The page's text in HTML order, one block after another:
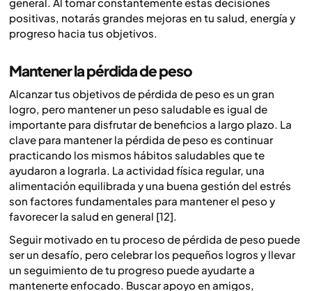
positivas, notarás grandes mejoras en tu salud, energía y
progreso hacia tus objetivos.
Mantener la pérdida de peso
Alcanzar tus objetivos de pérdida de peso es un gran
logro, pero mantener un peso saludable es igual de
importante para disfrutar de beneficios a largo plazo. La
clave para mantener la pérdida de peso es continuar
practicando los mismos hábitos saludables que te
ayudaron a lograrla. La actividad física regular, una
alimentación equilibrada y una buena gestión del estrés
son factores fundamentales para mantener el peso y
favorecer la salud en general [12].
Seguir motivado en tu proceso de pérdida de peso puede
ser un desafío, pero celebrar los pequeños logros y llevar
un seguimiento de tu progreso puede ayudarte a
mantenerte enfocado. Buscar apoyo en amigos,